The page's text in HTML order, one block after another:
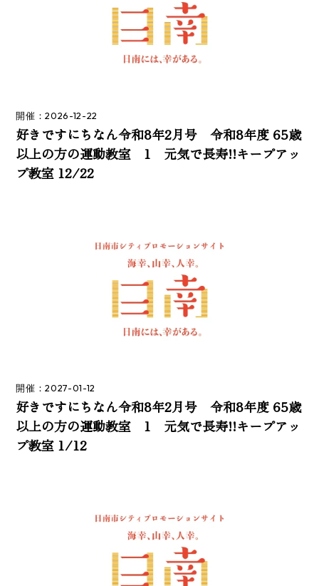
開催：2026-12-22
好きですにちなん令和8年2月号 令和8年度 65歳
以上の方の運動教室 1 元気で長寿!!キープアッ
プ教室 12/22
開催：2027-01-12
好きですにちなん令和8年2月号 令和8年度 65歳
以上の方の運動教室 1 元気で長寿!!キープアッ
プ教室 1/12